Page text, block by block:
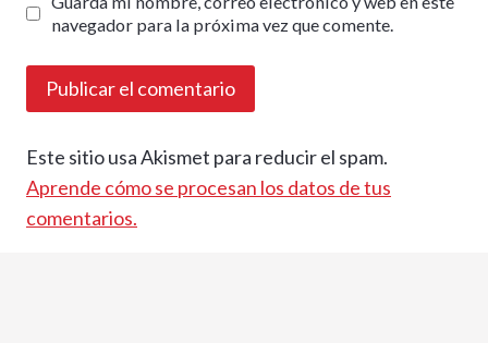
navegador para la próxima vez que comente.
Este sitio usa Akismet para reducir el spam.
Aprende cómo se procesan los datos de tus
comentarios.